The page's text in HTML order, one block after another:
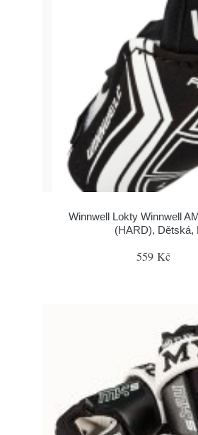
Winnwell Lokty Winnwell
(HARD), Dětská,
559 Kč